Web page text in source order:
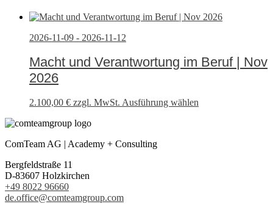
2026-11-09 - 2026-11-12
Macht und Verantwortung im Beruf | Nov
2026
2.100,00 € zzgl. MwSt. Ausführung wählen
ComTeam AG | Academy + Consulting
Bergfeldstraße 11
D-83607 Holzkirchen
+49 8022 96660
de.office@comteamgroup.com